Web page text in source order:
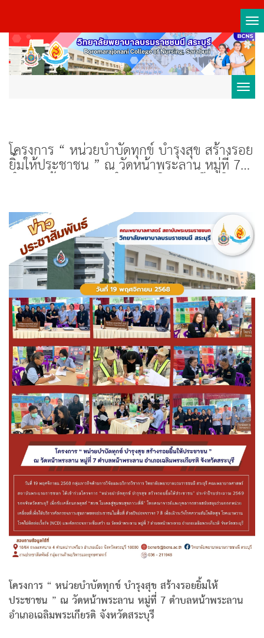
โครงการ “ หน่วยบำบัดทุกข์ บำรุงสุข สร้างรอย
ยิ้มให้ประชาชน ” ณ วัดหน้าพระลาน หมู่ที่ 7
ตำบลหน้าพระลาน อำเภอเฉลิมพระเกียรติ
โครงการ “ หน่วยบำบัดทุกข์ บำรุงสุข สร้างรอยยิ้มให้
ประชาชน ” ณ วัดหน้าพระลาน หมู่ที่ 7 ตำบลหน้าพระลาน
อำเภอเฉลิมพระเกียรติ จังหวัดสระบุรี